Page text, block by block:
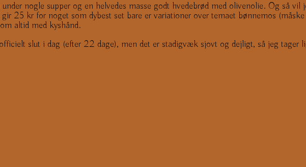
nogle supper og en helvedes masse godt hvedebrød med olivenolie. Og så
25 kr for noget som dybest set bare er variationer over temaet bønnemos
altid med kyshånd.
slut i dag (efter 22 dage), men det er stadigvæk sjovt og dejligt, så jeg tager